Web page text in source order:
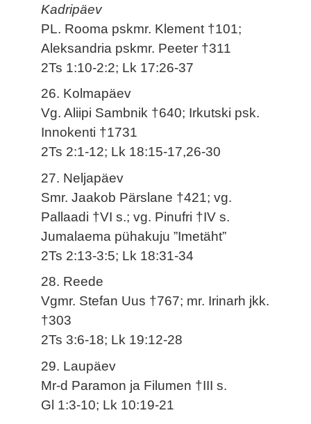
Kadripäev
PL. Rooma pskmr. Klement †101;
Aleksandria pskmr. Peeter †311
2Ts 1:10-2:2; Lk 17:26-37
26. Kolmapäev
Vg. Aliipi Sambnik †640; Irkutski psk.
Innokenti †1731
2Ts 2:1-12; Lk 18:15-17,26-30
27. Neljapäev
Smr. Jaakob Pärslane †421; vg.
Pallaadi †VI s.; vg. Pinufri †IV s.
Jumalaema pühakuju ”Imetäht”
2Ts 2:13-3:5; Lk 18:31-34
28. Reede
Vgmr. Stefan Uus †767; mr. Irinarh jkk.
†303
2Ts 3:6-18; Lk 19:12-28
29. Laupäev
Mr-d Paramon ja Filumen †III s.
Gl 1:3-10; Lk 10:19-21